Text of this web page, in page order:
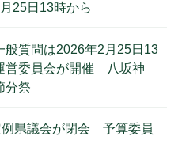
25日13時から
般質問は2026年2月25日13
委員会が開催 八坂神
分祭
例県議会が閉会 予算委員